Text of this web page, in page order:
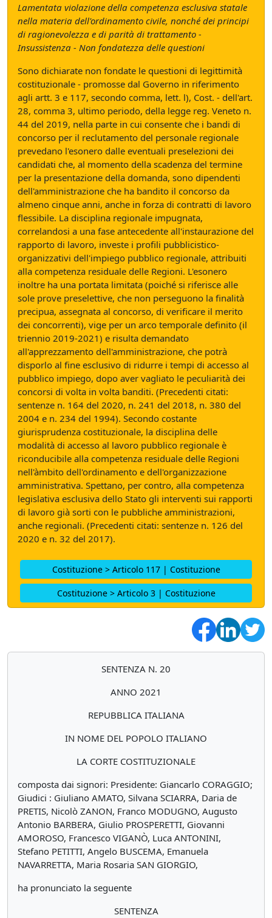
Lamentata violazione della competenza esclusiva statale
nella materia dell'ordinamento civile, nonché dei principi
di ragionevolezza e di parità di trattamento -
Insussistenza - Non fondatezza delle questioni
Sono dichiarate non fondate le questioni di legittimità
costituzionale - promosse dal Governo in riferimento
agli artt. 3 e 117, secondo comma, lett. l), Cost. - dell'art.
28, comma 3, ultimo periodo, della legge reg. Veneto n.
44 del 2019, nella parte in cui consente che i bandi di
concorso per il reclutamento del personale regionale
prevedano l'esonero dalle eventuali preselezioni dei
candidati che, al momento della scadenza del termine
per la presentazione della domanda, sono dipendenti
dell'amministrazione che ha bandito il concorso da
almeno cinque anni, anche in forza di contratti di lavoro
flessibile. La disciplina regionale impugnata,
correlandosi a una fase antecedente all'instaurazione del
rapporto di lavoro, investe i profili pubblicistico-
organizzativi dell'impiego pubblico regionale, attribuiti
alla competenza residuale delle Regioni. L'esonero
inoltre ha una portata limitata (poiché si riferisce alle
sole prove preselettive, che non perseguono la finalità
precipua, assegnata al concorso, di verificare il merito
dei concorrenti), vige per un arco temporale definito (il
triennio 2019-2021) e risulta demandato
all'apprezzamento dell'amministrazione, che potrà
disporlo al fine esclusivo di ridurre i tempi di accesso al
pubblico impiego, dopo aver vagliato le peculiarità dei
concorsi di volta in volta banditi. (Precedenti citati:
sentenze n. 164 del 2020, n. 241 del 2018, n. 380 del
2004 e n. 234 del 1994). Secondo costante
giurisprudenza costituzionale, la disciplina delle
modalità di accesso al lavoro pubblico regionale è
riconducibile alla competenza residuale delle Regioni
nell'àmbito dell'ordinamento e dell'organizzazione
amministrativa. Spettano, per contro, alla competenza
legislativa esclusiva dello Stato gli interventi sui rapporti
di lavoro già sorti con le pubbliche amministrazioni,
anche regionali. (Precedenti citati: sentenze n. 126 del
2020 e n. 32 del 2017).
Costituzione > Articolo 117 | Costituzione
Costituzione > Articolo 3 | Costituzione
SENTENZA N. 20
ANNO 2021
REPUBBLICA ITALIANA
IN NOME DEL POPOLO ITALIANO
LA CORTE COSTITUZIONALE
composta dai signori: Presidente: Giancarlo CORAGGIO;
Giudici : Giuliano AMATO, Silvana SCIARRA, Daria de
PRETIS, Nicolò ZANON, Franco MODUGNO, Augusto
Antonio BARBERA, Giulio PROSPERETTI, Giovanni
AMOROSO, Francesco VIGANÒ, Luca ANTONINI,
Stefano PETITTI, Angelo BUSCEMA, Emanuela
NAVARRETTA, Maria Rosaria SAN GIORGIO,
ha pronunciato la seguente
SENTENZA